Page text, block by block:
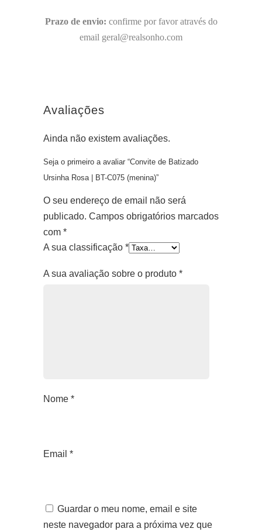
Prazo de envio: confirme por favor através do
email geral@realsonho.com
Avaliações
Ainda não existem avaliações.
Seja o primeiro a avaliar “Convite de Batizado
Ursinha Rosa | BT-C075 (menina)”
O seu endereço de email não será
publicado. Campos obrigatórios marcados
com *
A sua classificação *
A sua avaliação sobre o produto *
Nome *
Email *
Guardar o meu nome, email e site
neste navegador para a próxima vez que